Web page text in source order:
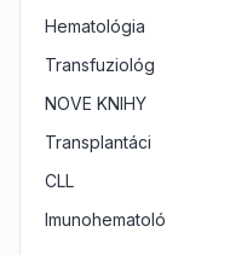
Hematológia
Transfuziológ
NOVE KNIHY
Transplantáci
CLL
Imunohematoló